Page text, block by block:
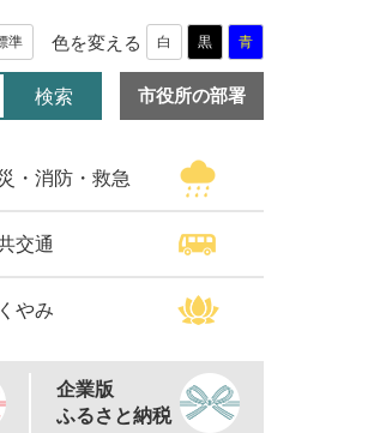
準 色を変える 白 黒 青
市役所の部署
・消防・救急
交通
やみ
企業版
ふるさと納税